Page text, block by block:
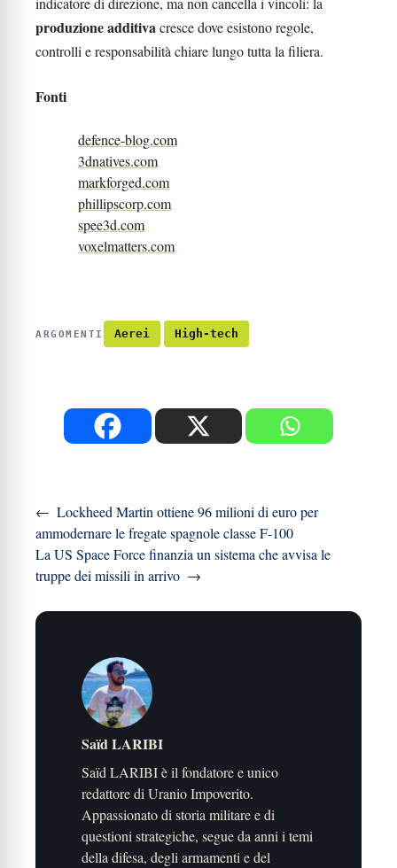
produzione additivacresce dove esistono regole,
controlli e responsabilità chiare lungo tutta la filiera.
Fonti
defence-blog.com
3dnatives.com
markforged.com
phillipscorp.com
spee3d.com
voxelmatters.com
ARGOMENTI Aerei High-tech
← Lockheed Martin ottiene 96 milioni di euro per
ammodernare le fregate spagnole classe F-100
La US Space Force finanzia un sistema che avvisa le
truppe dei missili in arrivo →
Saïd LARIBI
Saïd LARIBI è il fondatore e unico
redattore di Uranio Impoverito.
Appassionato di storia militare e di
questioni strategiche, segue da anni i temi
della difesa, degli armamenti e del